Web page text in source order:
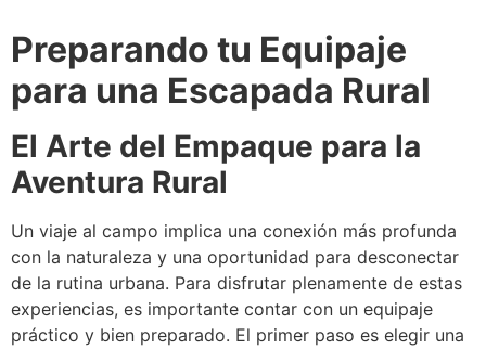
Preparando tu Equipaje
para una Escapada Rural
El Arte del Empaque para la
Aventura Rural
Un viaje al campo implica una conexión más profunda
con la naturaleza y una oportunidad para desconectar
de la rutina urbana. Para disfrutar plenamente de estas
experiencias, es importante contar con un equipaje
práctico y bien preparado. El primer paso es elegir una